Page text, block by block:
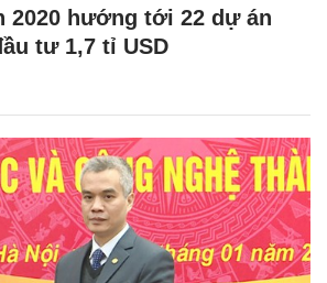
2020 hướng tới 22 dự án
tư 1,7 tỉ USD